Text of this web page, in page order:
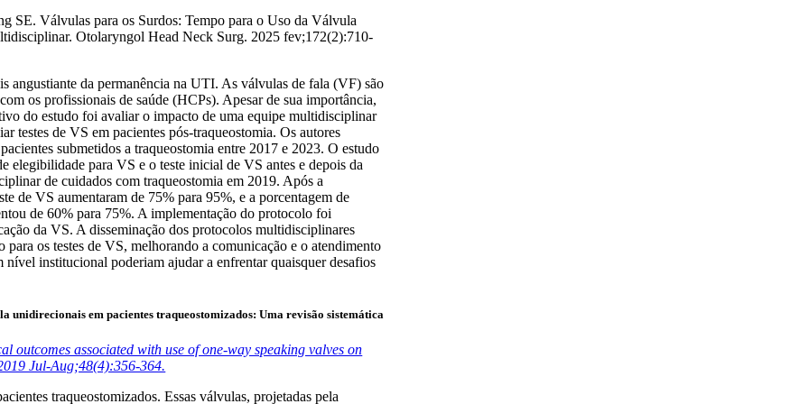
Válvulas para os Surdos: Tempo para o Uso da Válvula
Otolaryngol Head Neck Surg. 2025 fev;172(2):710-
angustiante da permanência na UTI. As válvulas de fala (VF) são
os profissionais de saúde (HCPs). Apesar de sua importância,
do estudo foi avaliar o impacto de uma equipe multidisciplinar
testes de VS em pacientes pós-traqueostomia. Os autores
submetidos a traqueostomia entre 2017 e 2023. O estudo
elegibilidade para VS e o teste inicial de VS antes e depois da
de cuidados com traqueostomia em 2019. Após a
de VS aumentaram de 75% para 95%, e a porcentagem de
de 60% para 75%. A implementação do protocolo foi
da VS. A disseminação dos protocolos multidisciplinares
os testes de VS, melhorando a comunicação e o atendimento
institucional poderiam ajudar a enfrentar quaisquer desafios
unidirecionais em pacientes traqueostomizados: Uma revisão sistemática
associated with use of one-way speaking valves on
Jul-Aug;48(4):356-364.
traqueostomizados. Essas válvulas, projetadas pela